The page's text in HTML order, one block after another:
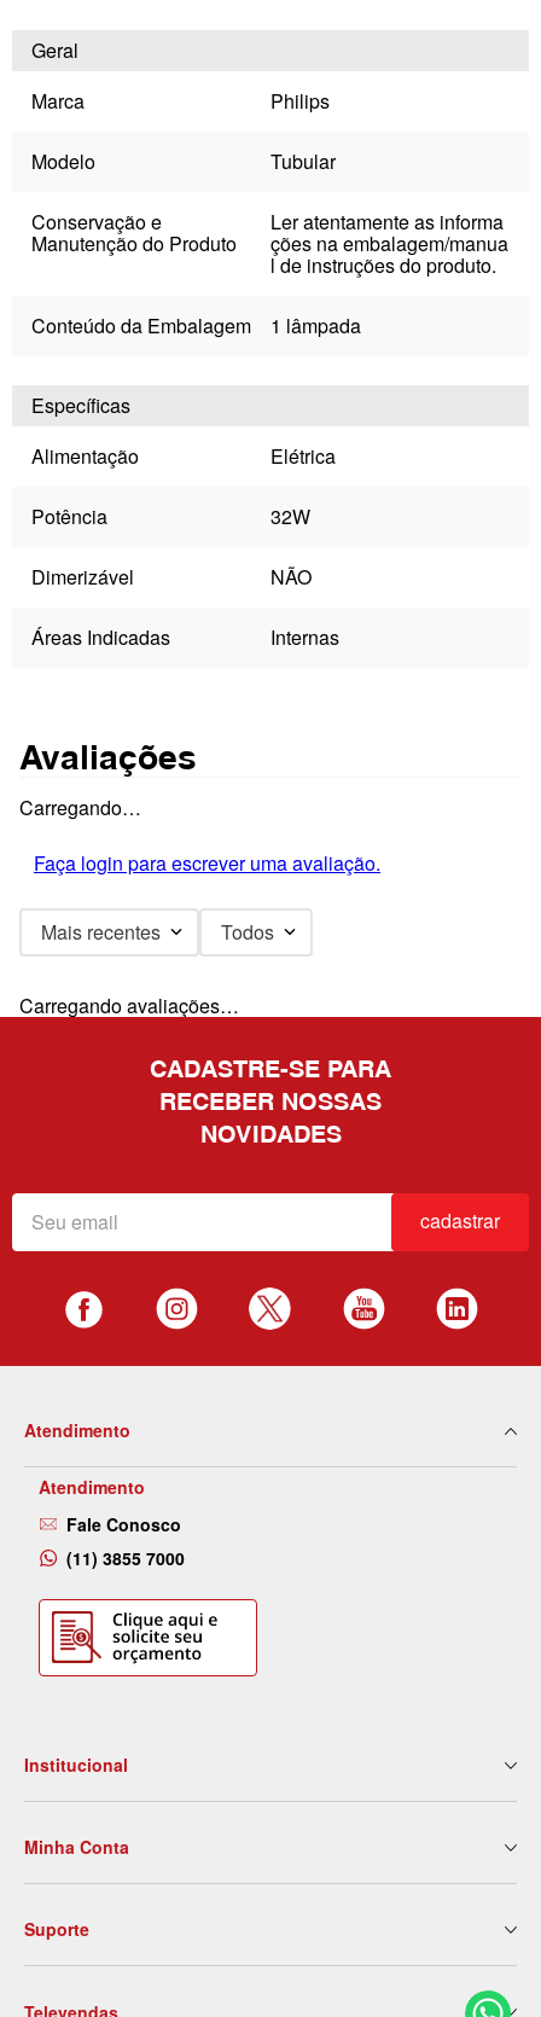
Geral
Marca
Philips
Modelo Tubular
Conservação e
Manutenção do Produto
Ler atentamente as informa
ções na embalagem/manua
l de instruções do produto.
Conteúdo da Embalagem 1 lâmpada
Específicas
Alimentação
Elétrica
Potência 32W
Dimerizável NÃO
Áreas Indicadas Internas
Avaliações
Carregando…
Faça login para escrever uma avaliação.
Mais recentes Todos
Carregando avaliações…
CADASTRE-SE PARA
RECEBER NOSSAS
NOVIDADES
cadastrar
Atendimento
Atendimento
Fale Conosco
(11) 3855 7000
Institucional
Nossas Lojas
Serviços
Blog
Contato
Minha Conta
2ª Via de Boleto
Meus Pedidos
Suporte
Televendas